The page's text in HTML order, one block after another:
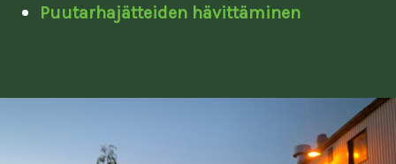
Puutarhajätteiden hävittäminen